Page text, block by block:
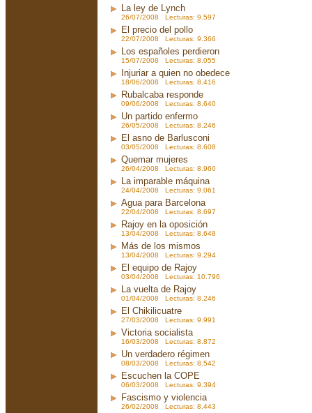
La ley de Lynch
26/07/2008 Lecturas: 9.597
El precio del pollo
22/07/2008 Lecturas: 9.366
Los españoles perdieron
15/07/2008 Lecturas: 8.055
Injuriar a quien no obedece
18/06/2008 Lecturas: 8.416
Rubalcaba responde
09/06/2008 Lecturas: 8.640
Un partido enfermo
26/05/2008 Lecturas: 8.246
El asno de Barlusconi
03/05/2008 Lecturas: 8.608
Quemar mujeres
26/04/2008 Lecturas: 8.960
La imparable máquina
24/04/2008 Lecturas: 9.061
Agua para Barcelona
22/04/2008 Lecturas: 8.697
Rajoy en la oposición
13/04/2008 Lecturas: 8.648
Más de los mismos
13/04/2008 Lecturas: 9.294
El equipo de Rajoy
03/04/2008 Lecturas: 10.796
La vuelta de Rajoy
01/04/2008 Lecturas: 8.246
El Chikilicuatre
27/03/2008 Lecturas: 9.991
Victoria socialista
16/03/2008 Lecturas: 8.872
Un verdadero régimen
08/03/2008 Lecturas: 8.542
Escuchen la COPE
06/03/2008 Lecturas: 9.394
Fascismo y violencia
26/02/2008 Lecturas: 8.443